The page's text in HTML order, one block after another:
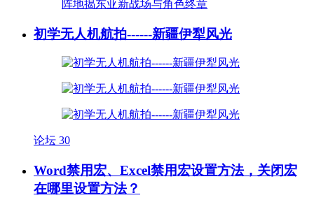
初学无人机航拍------新疆伊犁风光
论坛 30
Word禁用宏、Excel禁用宏设置方法，关闭宏
在哪里设置方法？